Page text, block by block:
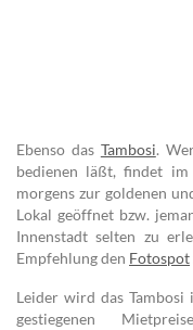
Ebenso das Tambosi.
bedienen läßt, findet
morgens zur goldenen
Lokal geöffnet bzw.
Innenstadt selten zu
Empfehlung den Fotospot
Leider wird das
gestiegenen